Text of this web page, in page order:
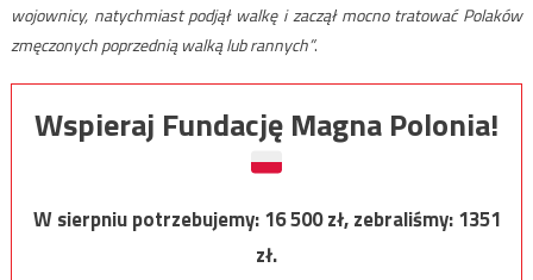
wojownicy, natychmiast podjął walkę i zaczął mocno tratować Polaków
zmęczonych poprzednią walką lub rannych”.
Wspieraj Fundację Magna Polonia!
W sierpniu potrzebujemy:16 500zł, zebraliśmy:1351
zł.